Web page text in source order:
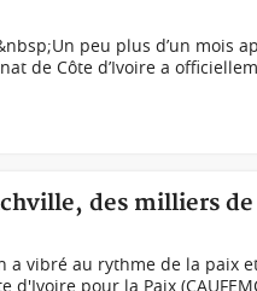
peu plus d’un mois
de Côte d’Ivoire a
des milliers
a vibré au rythme de la paix
d'Ivoire pour la Paix